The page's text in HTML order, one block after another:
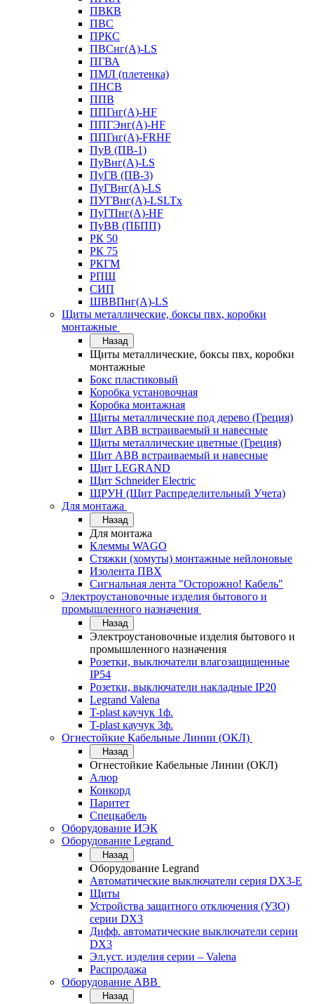
ПВКВ
ПВС
ПРКС
ПВСнг(А)-LS
ПГВА
ПМЛ (плетенка)
ПНСВ
ППВ
ППГнг(А)-HF
ППГЭнг(А)-HF
ППГнг(А)-FRHF
ПуВ (ПВ-1)
ПуВнг(А)-LS
ПуГВ (ПВ-3)
ПуГВнг(А)-LS
ПУГВнг(А)-LSLTx
ПуГПнг(А)-HF
ПуВВ (ПБПП)
РК 50
РК 75
РКГМ
РПШ
СИП
ШВВПнг(А)-LS
Щиты металлические, боксы пвх, коробки
монтажные
Назад
Щиты металлические, боксы пвх, коробки
монтажные
Бокс пластиковый
Коробка установочная
Коробка монтажная
Щиты металлические под дерево (Греция)
Щит ABB встраиваемый и навесные
Щиты металлические цветные (Греция)
Щит ABB встраиваемый и навесные
Щит LEGRAND
Щит Schneider Electric
ЩРУН (Щит Распределительный Учета)
Для монтажа
Назад
Для монтажа
Клеммы WAGO
Стяжки (хомуты) монтажные нейлоновые
Изолента ПВХ
Сигнальная лента "Осторожно! Кабель"
Электроустановочные изделия бытового и
промышленного назначения
Назад
Электроустановочные изделия бытового и
промышленного назначения
Розетки, выключатели влагозащищенные
IP54
Розетки, выключатели накладные IP20
Legrand Valena
T-plast каучук 1ф.
T-plast каучук 3ф.
Огнестойкие Кабельные Линии (ОКЛ)
Назад
Огнестойкие Кабельные Линии (ОКЛ)
Алюр
Конкорд
Паритет
Спецкабель
Оборудование ИЭК
Оборудование Legrand
Назад
Оборудование Legrand
Автоматические выключатели серия DX3-E
Щиты
Устройства защитного отключения (УЗО)
серии DX3
Дифф. автоматические выключатели серии
DX3
Эл.уст. изделия серии – Valena
Распродажа
Оборудование АВВ
Назад